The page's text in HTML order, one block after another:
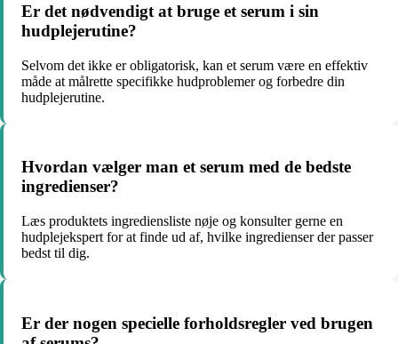
Er det nødvendigt at bruge et serum i sin
hudplejerutine?
Selvom det ikke er obligatorisk, kan et serum være en effektiv
måde at målrette specifikke hudproblemer og forbedre din
hudplejerutine.
Hvordan vælger man et serum med de bedste
ingredienser?
Læs produktets ingrediensliste nøje og konsulter gerne en
hudplejekspert for at finde ud af, hvilke ingredienser der passer
bedst til dig.
Er der nogen specielle forholdsregler ved brugen